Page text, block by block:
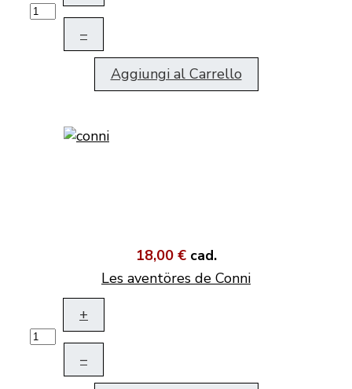
–
Aggiungi al Carrello
18,00 € cad.
Les aventöres de Conni
+
–